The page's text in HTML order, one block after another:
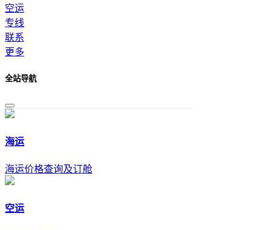
空运
专线
联系
更多
全站导航
海运
海运价格查询及订舱
空运